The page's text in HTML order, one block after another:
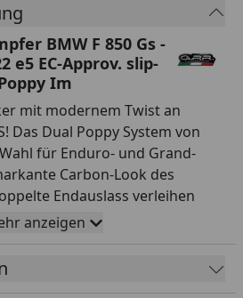
BMW F 850 Gs -
e5 EC-Approv. slip-
Im
mit modernem Twist an
Das Dual Poppy System von
für Enduro- und Grand-
Carbon-Look des
Endauslass verleihen
innovativen Look. GPR fertigt
umfangreiche
Du profitierst von einer
anzeigen